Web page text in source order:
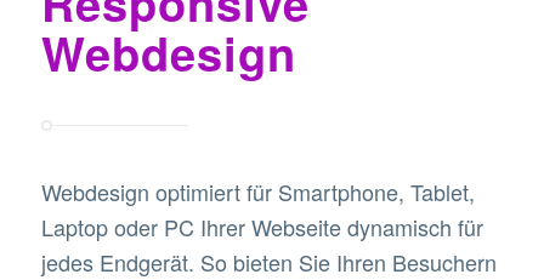
Webdesign
Webdesign optimiert für Smartphone, Tablet,
Laptop oder PC Ihrer Webseite dynamisch für
jedes Endgerät. So bieten Sie Ihren Besuchern